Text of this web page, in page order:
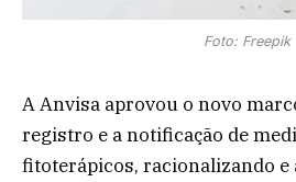
Foto: Freepik
A Anvisa aprovou o novo
registro e a notificação de
fitoterápicos, racionalizando